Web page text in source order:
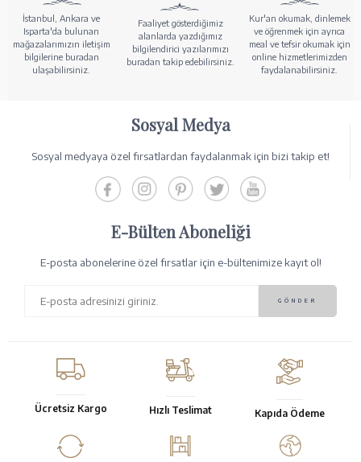
İstanbul, Ankara ve
Isparta'da bulunan
mağazalarımızın iletişim
bilgilerine buradan
ulaşabilirsiniz.
Faaliyet gösterdiğimiz
alanlarda yazdığımız
bilgilendirici yazılarımızı
buradan takip edebilirsiniz.
Kur'an okumak, dinlemek
ve öğrenmek için ayrıca
meal ve tefsir okumak için
online hizmetlerimizden
faydalanabilirsiniz.
Sosyal Medya
Sosyal medyaya özel fırsatlardan faydalanmak için bizi takip et!
E-Bülten Aboneliği
E-posta abonelerine özel fırsatlar için e-bültenimize kayıt ol!
Ücretsiz Kargo Hızlı Teslimat Kapıda Ödeme